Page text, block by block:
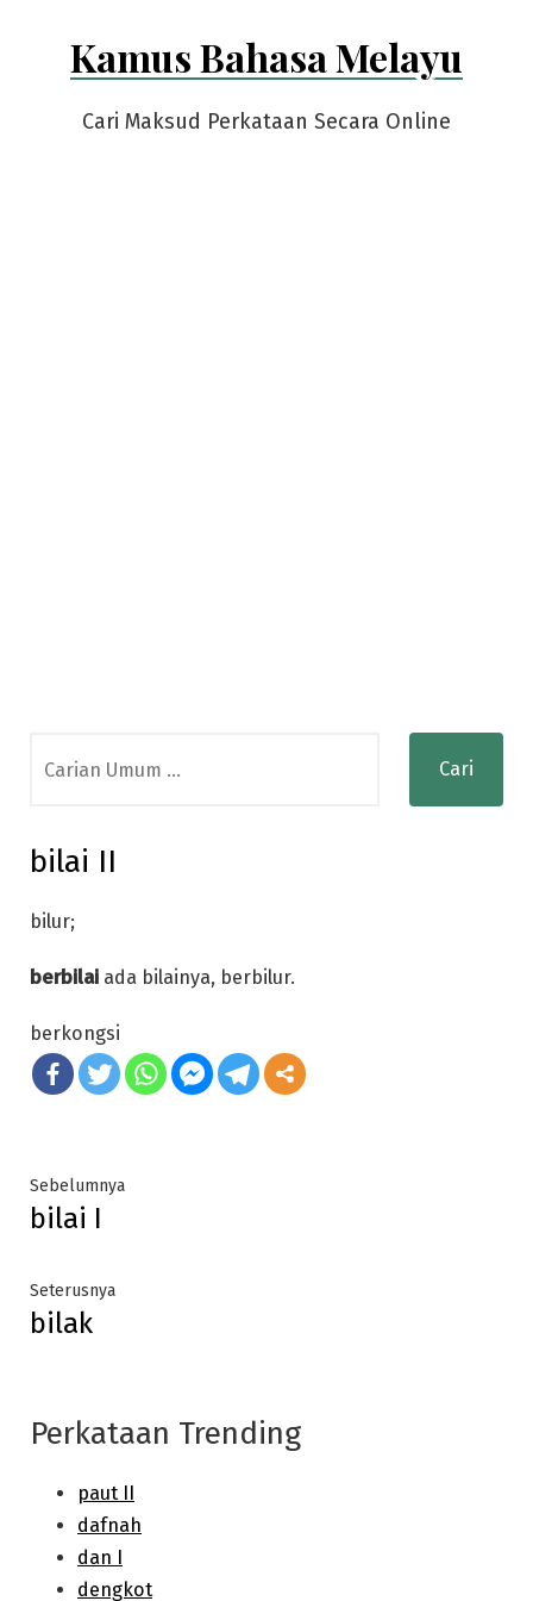
Kamus Bahasa Melayu
Cari Maksud Perkataan Secara Online
for:
bilai II
bilur;
berbilai ada bilainya, berbilur.
berkongsi
Post
navigation
SebelumnyaPrevious
bilai I
SeterusnyaNext
bilak
Perkataan Trending